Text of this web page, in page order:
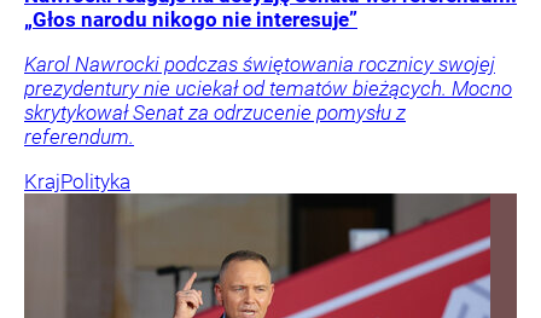
„Głos narodu nikogo nie interesuje”
Karol Nawrocki podczas świętowania rocznicy swojej
prezydentury nie uciekał od tematów bieżących. Mocno
skrytykował Senat za odrzucenie pomysłu z
referendum.
KrajPolityka